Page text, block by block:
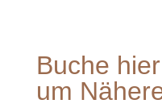
Buche
um